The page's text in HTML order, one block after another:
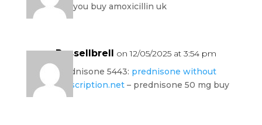
can you buy amoxicillin uk
Russellbrell on 12/05/2025 at 3:54 pm
prednisone 5443: prednisone without
prescription.net– prednisone 50 mg buy